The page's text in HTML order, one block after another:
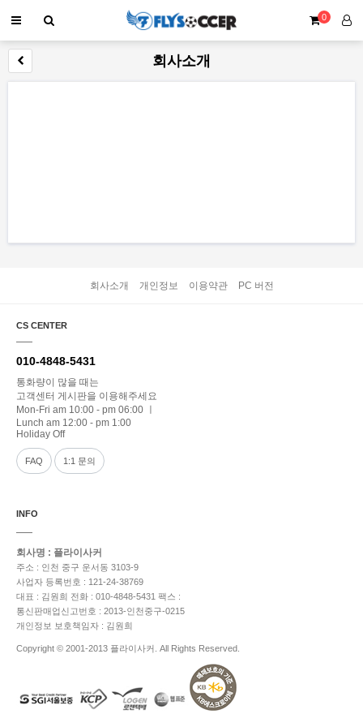
0
회사소개
회사소개 개인정보 이용약관 PC 버전
CS CENTER
010-4848-5431
통화량이 많을 때는
고객센터 게시판을 이용해주세요
Mon-Fri am 10:00 - pm 06:00 ㅣ
Lunch am 12:00 - pm 1:00
Holiday Off
FAQ 1:1 문의
INFO
회사명 : 플라이사커
주소 : 인천 중구 운서동 3103-9
사업자 등록번호 : 121-24-38769
대표 : 김원희 전화 : 010-4848-5431 팩스 :
통신판매업신고번호 : 2013-인천중구-0215
개인정보 보호책임자 : 김원희
Copyright © 2001-2013 플라이사커. All Rights Reserved.